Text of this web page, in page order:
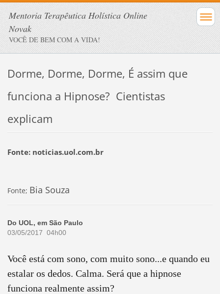
Mentoria Terapêutica Holística Online
Novak
VOCÊ DE BEM COM A VIDA!
Dorme, Dorme, Dorme, É assim que
funciona a Hipnose? Cientistas
explicam
Fonte: noticias.uol.com.br
Fonte; Bia Souza
Do UOL, em São Paulo
03/05/2017 04h00
Você está com sono, com muito sono...e quando eu
estalar os dedos. Calma. Será que a hipnose
funciona realmente assim?